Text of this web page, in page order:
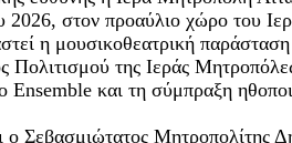
2026, στον προαύλιο χώρο του
η μουσικοθεατρική
της Ιεράς
και τη σύμπραξη
Σεβασμιώτατος Μητροπολίτης